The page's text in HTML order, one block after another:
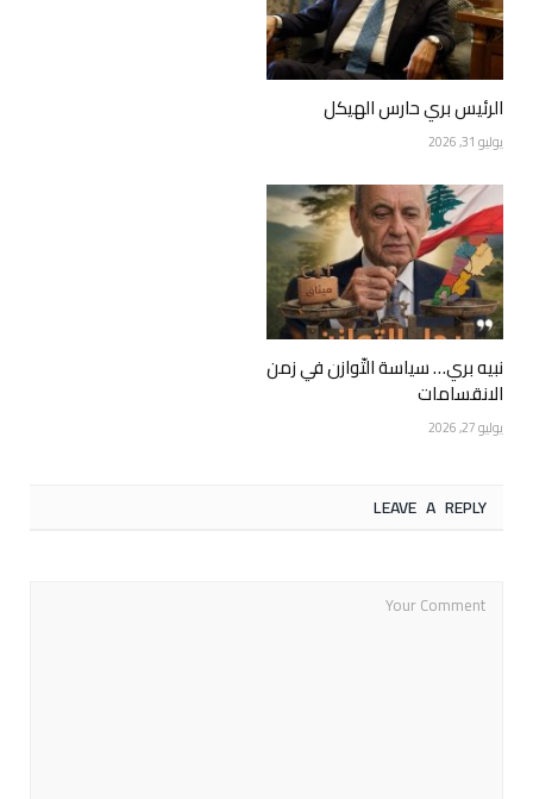
الرئيس بري حارس الهيكل
يوليو 31, 2026
نبيه بري… سياسة التّوازن في زمن
الانقسامات
يوليو 27, 2026
LEAVE A REPLY